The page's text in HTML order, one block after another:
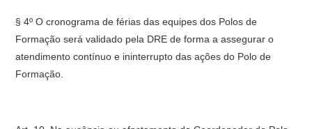
§ 4º O cronograma de férias das equipes dos Polos de
Formação será validado pela DRE de forma a assegurar o
atendimento contínuo e ininterrupto das ações do Polo de
Formação.